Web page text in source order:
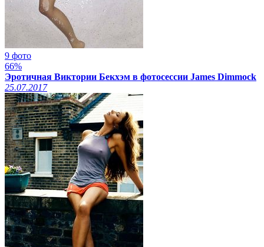
9 фото
66%
Эротичная Виктории Бекхэм в фотосессии James Dimmock
25.07.2017